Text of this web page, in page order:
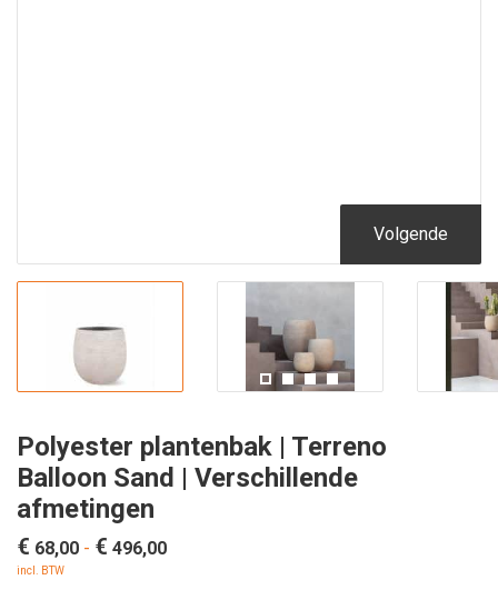
Volgende
Polyester plantenbak | Terreno
Balloon Sand | Verschillende
afmetingen
€ 68,00 - € 496,00Prijsklasse:
incl. BTW